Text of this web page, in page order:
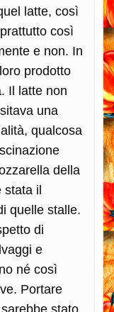
latte, così
così
e non. In
prodotto
Il latte non
una
qualcosa
della
il
quelle stalle.
di
e
né così
Portare